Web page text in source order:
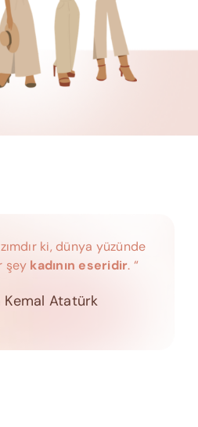
ki, dünya yüzünde
şey kadının eseridir. “
Kemal Atatürk